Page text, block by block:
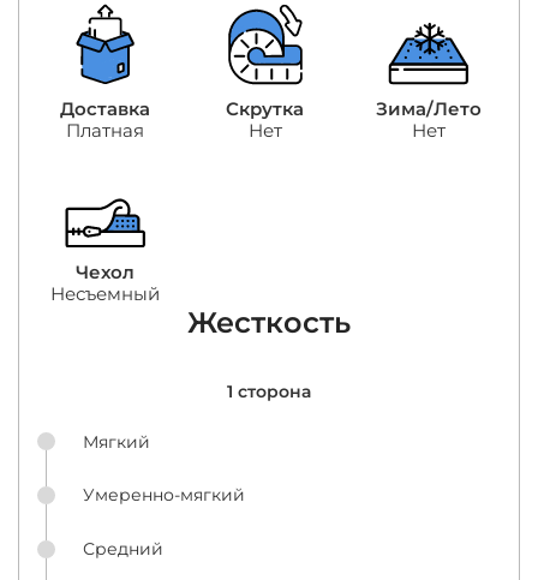
Доставка
Платная
Скрутка
Нет
Зима/Лето
Нет
Чехол
Несъемный
Жесткость
1 сторона
Мягкий
Умеренно-мягкий
Средний